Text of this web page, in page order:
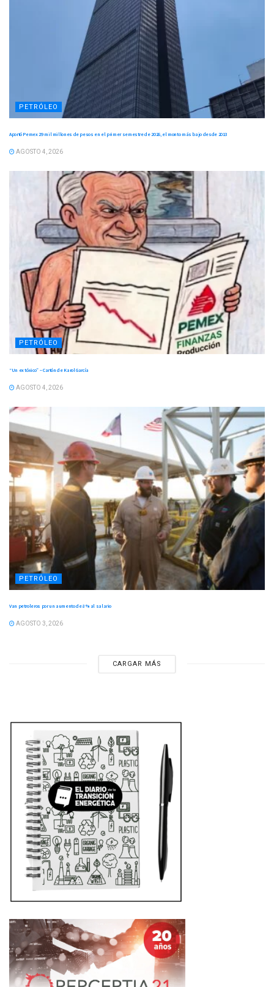
PETRÓLEO
Aportó Pemex 29 mil millones de pesos en el primer semestre de 2026, el monto más bajo desde 2013
AGOSTO 4, 2026
PETRÓLEO
“Un ex tóxico” – Cartón de Karol García
AGOSTO 4, 2026
PETRÓLEO
Van petroleros por un aumento de 8 % al salario
AGOSTO 3, 2026
CARGAR MÁS